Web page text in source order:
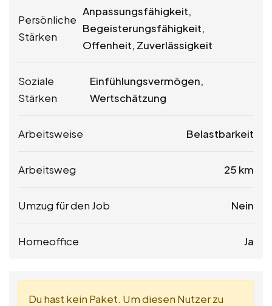
Persönliche
Stärken
Anpassungsfähigkeit,
Begeisterungsfähigkeit,
Offenheit, Zuverlässigkeit
Soziale
Stärken
Einfühlungsvermögen,
Wertschätzung
Arbeitsweise Belastbarkeit
Arbeitsweg 25 km
Umzug für den Job Nein
Homeoffice Ja
Du hast kein Paket. Um diesen Nutzer zu